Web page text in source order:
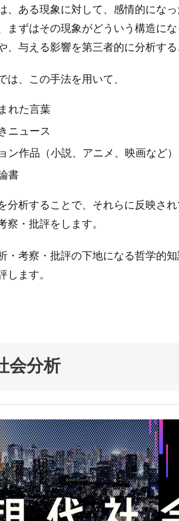
、ある現象に対して、感情的にな
まずはその現象がどういう構造に
、与える影響を第三者的に分析する
は、この手法を用いて、
れた言葉
ニュース
ン作品（小説、アニメ、映画など）
書
分析することで、それらに反映さ
察・批評をします。
・考察・批評の下地になる哲学的
します。
会分析